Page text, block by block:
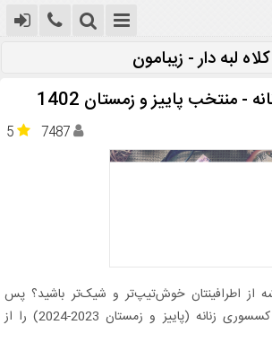
کلاه لبه دار - زیبامون
- منتخب پاییز و زمستان 1402
5 7487
از اطرافینتان خوش‌تیپ‌تر و شیک‌تر باشید؟ پس
مشاهده‌ی جدیدترین اکسسوری زنانه (پاییز و زمستان 2023-2024) را از